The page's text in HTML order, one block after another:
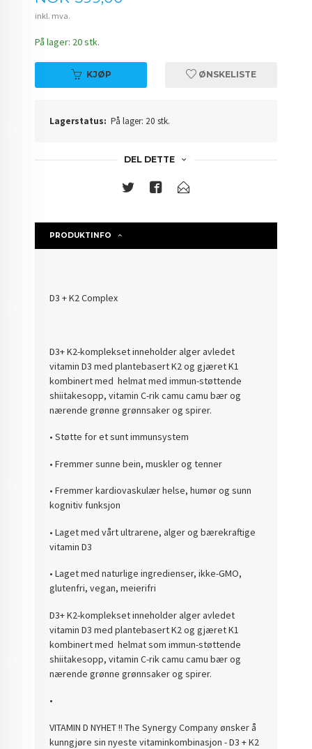
inkl. mva.
På lager: 20 stk.
KJØP ØNSKELISTE
Lagerstatus: På lager: 20 stk.
DEL DETTE
PRODUKTINFO
D3 + K2 Complex
D3+ K2-komplekset inneholder alger avledet
vitamin D3 med plantebasert K2 og gjæret K1
kombinert med helmat med immun-støttende
shiitakesopp, vitamin C-rik camu camu bær og
nærende grønne grønnsaker og spirer.
• Støtte for et sunt immunsystem
• Fremmer sunne bein, muskler og tenner
• Fremmer kardiovaskulær helse, humør og sunn
kognitiv funksjon
• Laget med vårt ultrarene, alger og bærekraftige
vitamin D3
• Laget med naturlige ingredienser, ikke-GMO,
glutenfri, vegan, meierifri
D3+ K2-komplekset inneholder alger avledet
vitamin D3 med plantebasert K2 og gjæret K1
kombinert med helmat som immun-støttende
shiitakesopp, vitamin C-rik camu camu bær og
nærende grønne grønnsaker og spirer.
•
VITAMIN D NYHET !! The Synergy Company ønsker å
kunngjøre sin nyeste vitaminkombinasjon - D3 + K2